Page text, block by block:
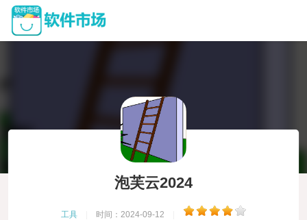
泡芙云2024
工具 时间：2024-09-12